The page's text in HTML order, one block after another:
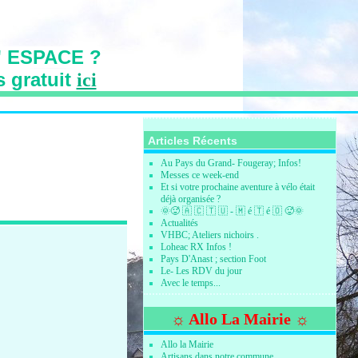
?
gratuit ici
Articles Récents
Au Pays du Grand- Fougeray; Infos!
Messes ce week-end
Et si votre prochaine aventure à vélo était
déjà organisée ?
🌞🥵 🇦 🇨 🇹 🇺 - 🇲 é 🇹 é 🇴 🥵🌞
Actualités
VHBC; Ateliers nichoirs .
Loheac RX Infos !
Pays D'Anast ; section Foot
Le- Les RDV du jour
Avec le temps...
☼ Allo La Mairie ☼
Allo la Mairie